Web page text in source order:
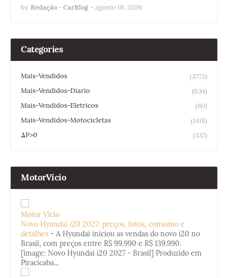
by Redação - CarBlog - agosto 01, 2026
Categories
Mais-Vendidos
(3773)
Mais-Vendidos-Diario
(634)
Mais-Vendidos-Eletricos
(80)
Mais-Vendidos-Motocicletas
(1418)
ΔP>0
(337)
MotorVicio
Motor Vício
Novo Hyundai i20 2027: preços, fotos, consumo e
detalhes - A Hyundai iniciou as vendas do novo i20 no
Brasil, com preços entre R$ 99.990 e R$ 139.990.
[image: Novo Hyundai i20 2027 - Brasil] Produzido em
Piracicaba...